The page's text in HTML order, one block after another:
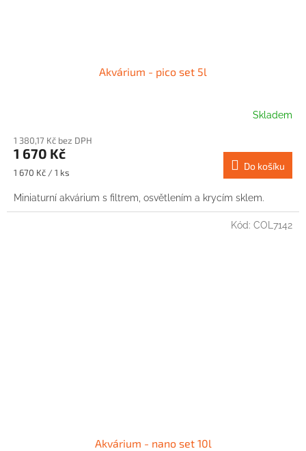
Akvárium - pico set 5l
Skladem
1 380,17 Kč bez DPH
1 670 Kč
Měrná
1 670 Kč / 1 ks
Do košíku
Miniaturní akvárium s filtrem, osvětlením a krycím sklem.
Akvárium - nano set 10l
Kód: COL7142